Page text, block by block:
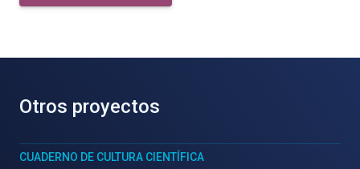
Otros proyectos
CUADERNO DE CULTURA CIENTÍFICA